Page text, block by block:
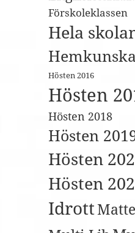
Förskoleklassen
Hela
Hösten 2016
Hösten
Hösten 2018
Hösten
Hösten
Hösten
IdrottMatte